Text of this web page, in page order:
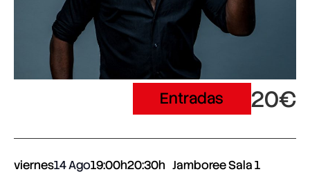
Entradas 20€
viernes14 Ago19:00h20:30h Jamboree Sala 1